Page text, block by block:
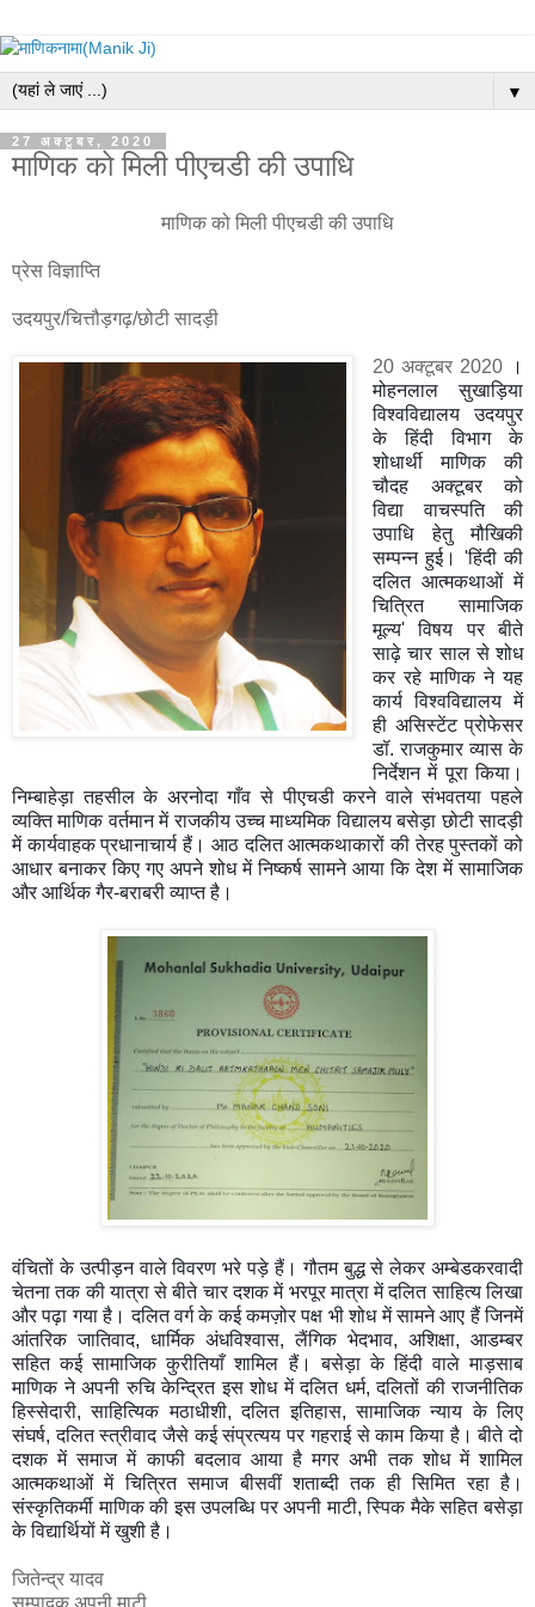
▼
27 अक्टूबर, 2020
माणिक को मिली पीएचडी की उपाधि
माणिक को मिली पीएचडी की उपाधि
प्रेस विज्ञाप्ति
उदयपुर/चित्तौड़गढ़/छोटी सादड़ी
20 अक्टूबर 2020
।
मोहनलाल सुखाड़िया
विश्वविद्यालय उदयपुर
के हिंदी विभाग के
शोधार्थी माणिक की
चौदह अक्टूबर को
विद्या वाचस्पति की
उपाधि हेतु मौखिकी
सम्पन्न हुई । 'हिंदी की
दलित आत्मकथाओं में
चित्रित सामाजिक
मूल्य' विषय पर बीते
साढ़े चार साल से शोध
कर रहे माणिक ने यह
कार्य विश्वविद्यालय में
ही असिस्टेंट प्रोफेसर
डॉ. राजकुमार व्यास के
निर्देशन में पूरा किया ।
निम्बाहेड़ा तहसील के अरनोदा गाँव से पीएचडी करने वाले संभवतया पहले
व्यक्ति माणिक वर्तमान में राजकीय उच्च माध्यमिक विद्यालय बसेड़ा छोटी सादड़ी
में कार्यवाहक प्रधानाचार्य हैं । आठ दलित आत्मकथाकारों की तेरह पुस्तकों को
आधार बनाकर किए गए अपने शोध में निष्कर्ष सामने आया कि देश में सामाजिक
और आर्थिक गैर-बराबरी व्याप्त है ।
वंचितों के उत्पीड़न वाले विवरण भरे पड़े हैं। गौतम बुद्ध से लेकर अम्बेडकरवादी
चेतना तक की यात्रा से बीते चार दशक में भरपूर मात्रा में दलित साहित्य लिखा
और पढ़ा गया है । दलित वर्ग के कई कमज़ोर पक्ष भी शोध में सामने आए हैं जिनमें
आंतरिक जातिवाद, धार्मिक अंधविश्वास, लैंगिक भेदभाव, अशिक्षा, आडम्बर
सहित कई सामाजिक कुरीतियाँ शामिल हैं। बसेड़ा के हिंदी वाले माड़साब
माणिक ने अपनी रुचि केन्द्रित इस शोध मेंदलित धर्म, दलितों की राजनीतिक
हिस्सेदारी, साहित्यिक मठाधीशी, दलित इतिहास, सामाजिक न्याय के लिए
संघर्ष, दलित स्त्रीवाद जैसे कई संप्रत्यय पर गहराई से काम किया है। बीते दो
दशक में समाज में काफी बदलाव आया है मगर अभी तक शोध में शामिल
आत्मकथाओं में चित्रित समाज बीसवीं शताब्दी तक ही सिमित रहा है ।
संस्कृतिकर्मी माणिक की इस उपलब्धि पर अपनी माटी, स्पिक मैके सहित बसेड़ा
के विद्यार्थियों में खुशी है ।
जितेन्द्र यादव